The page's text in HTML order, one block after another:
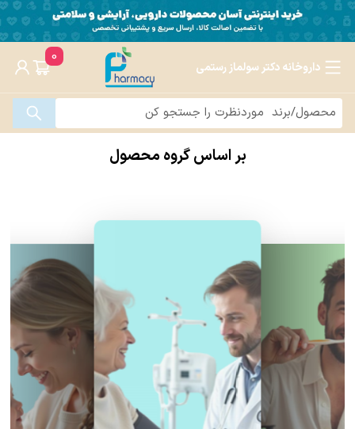
داروخانه دکتر سولماز رستمی
0
بر اساس گروه محصول